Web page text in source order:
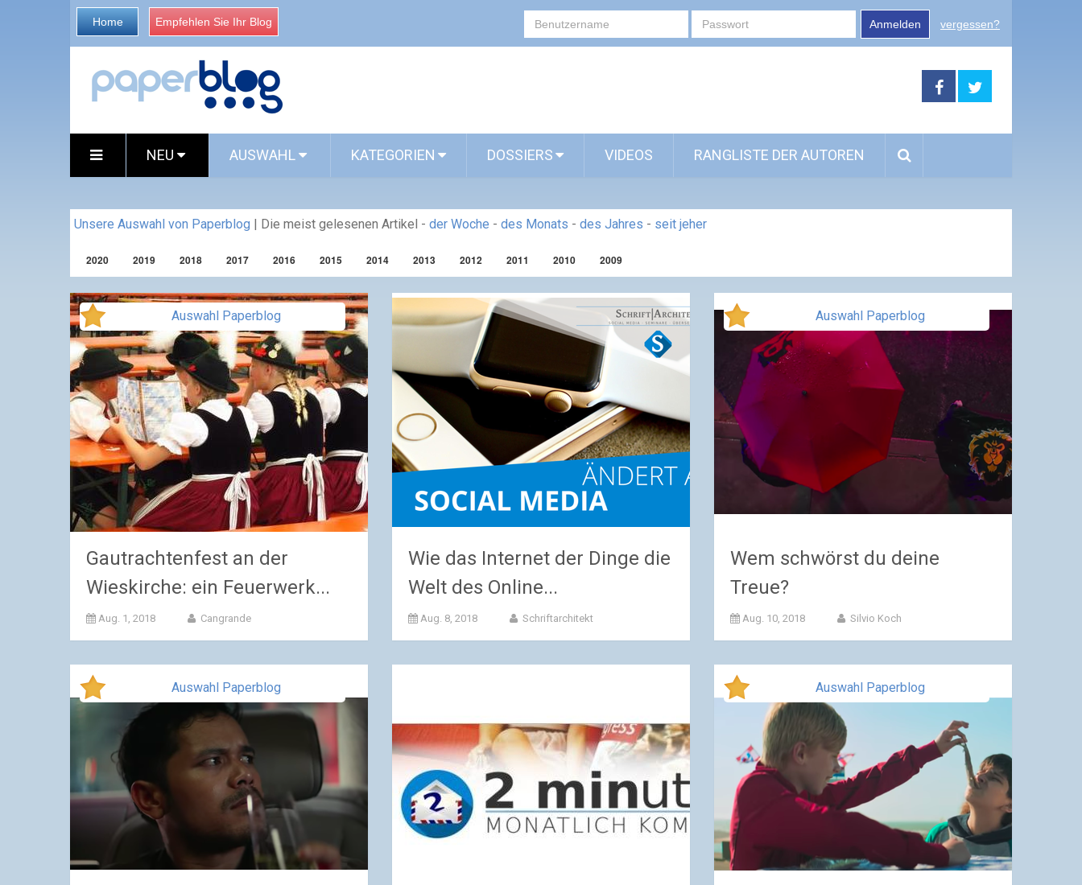
Home Empfehlen Sie Ihr Blog Anmelden vergessen?
NEU AUSWAHL KATEGORIEN DOSSIERS VIDEOS RANGLISTE DER AUTOREN
Unsere Auswahl von Paperblog | Die meist gelesenen Artikel - der Woche - des Monats - des Jahres - seit jeher
2020 2019 2018 2017 2016 2015 2014 2013 2012 2011 2010 2009
Auswahl Paperblog
Gautrachtenfest an der
Wieskirche: ein Feuerwerk...
Aug. 1, 2018 Cangrande
Wie das Internet der Dinge die
Welt des Online...
Aug. 8, 2018 Schriftarchitekt
Auswahl Paperblog
Wem schwörst du deine
Treue?
Aug. 10, 2018 Silvio Koch
Auswahl Paperblog Auswahl Paperblog